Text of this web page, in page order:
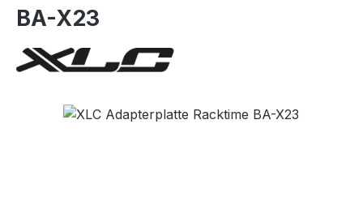
BA-X23
Bildergalerie überspringen